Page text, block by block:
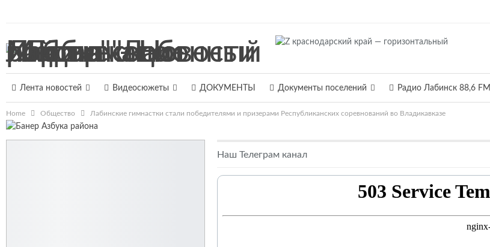
Лента новостей Видеосюжеты ДОКУМЕНТЫ Документы поселений Радио Лабинск 88,6 FM
Home Общество Лабинские гимнастки стали победителями и призерами Республиканских соревнований во Владикавказе
Наш Телеграм канал